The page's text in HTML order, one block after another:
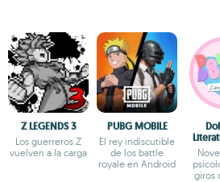
Z LEGENDS 3
Los guerreros Z
vuelven a la carga
PUBG MOBILE
El rey indiscutible
de los battle
royale en Android
giros